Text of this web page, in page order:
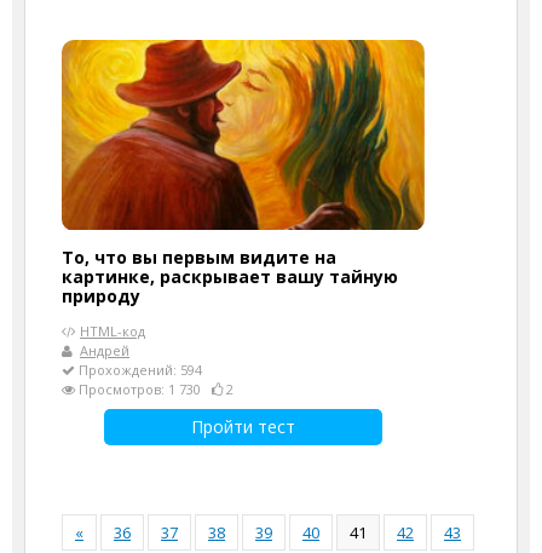
То, что вы первым видите на
картинке, раскрывает вашу тайную
природу
HTML-код
Андрей
Прохождений: 594
Просмотров: 1 730
2
Пройти тест
« 36 37 38 39 40 41 42
43